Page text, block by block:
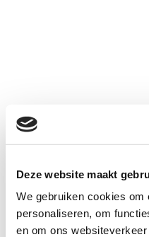
Deze website maakt
We gebruiken cookies
personaliseren, om
en om ons